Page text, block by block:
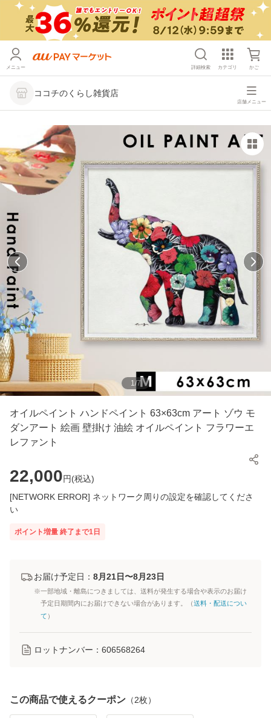
メニュー 詳細検索 カテゴリ かご
ココチのくらし雑貨店
店舗メニュー
1/7
オイルペイント ハンドペイント 63×63cm アート ゾウ モ
ダンアート 絵画 壁掛け 油絵 オイルペイント フラワーエ
レファント
22,000円(税込)
[NETWORK ERROR] ネットワーク周りの設定を確認してくださ
い
ポイント増量 終了まで1 日
お届け予定日： 8月21日〜8月23日
※一部地域・離島につきましては、送料が発生する場合や表示のお届け
予定日期間内にお届けできない場合があります。（送料・配送につい
て ）
ロットナンバー： 606568264
この商品で使えるクーポン （2枚）